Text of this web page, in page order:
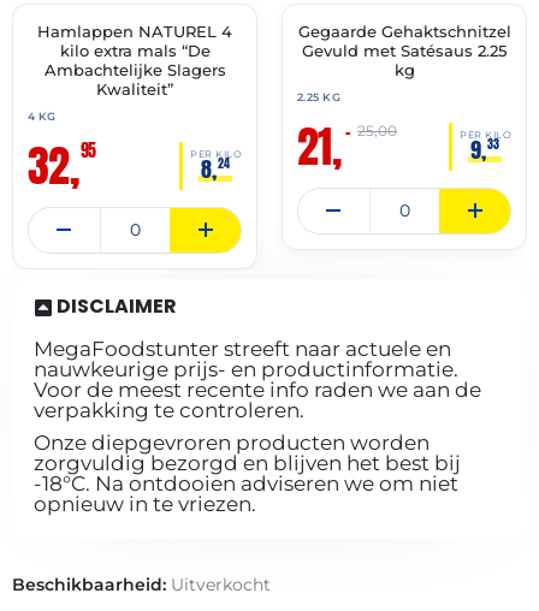
✓ VAST ASSORTIMENT
Hamlappen NATUREL 4
kilo extra mals “De
Ambachtelijke Slagers
Kwaliteit”
4 KG
32,95 PER KILO
8,24
🔥 OP=OP
Gegaarde Gehaktschnitzel
Gevuld met Satésaus 2.25
kg
2.25 KG
21,– PER KILO
9,33
25,00
DISCLAIMER
MegaFoodstunter streeft naar actuele en
nauwkeurige prijs- en productinformatie.
Voor de meest recente info raden we aan de
verpakking te controleren.
Onze diepgevroren producten worden
zorgvuldig bezorgd en blijven het best bij
-18°C. Na ontdooien adviseren we om niet
opnieuw in te vriezen.
Beschikbaarheid: Uitverkocht